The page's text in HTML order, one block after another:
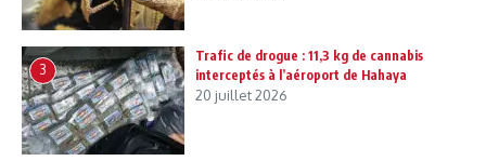
3
Trafic de drogue : 11,3 kg de cannabis
interceptés à l’aéroport de Hahaya
20 juillet 2026